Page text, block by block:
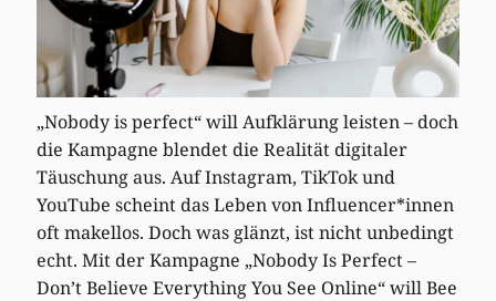
„Nobody is perfect“ will Aufklärung leisten – doch
die Kampagne blendet die Realität digitaler
Täuschung aus. Auf Instagram, TikTok und
YouTube scheint das Leben von Influencer*innen
oft makellos. Doch was glänzt, ist nicht unbedingt
echt. Mit der Kampagne „Nobody Is Perfect –
Don’t Believe Everything You See Online“ will Bee